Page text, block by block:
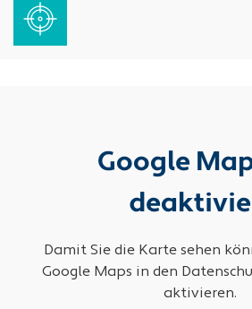
Google
Damit Sie die Karte sehen
Google Maps in den
aktivieren.